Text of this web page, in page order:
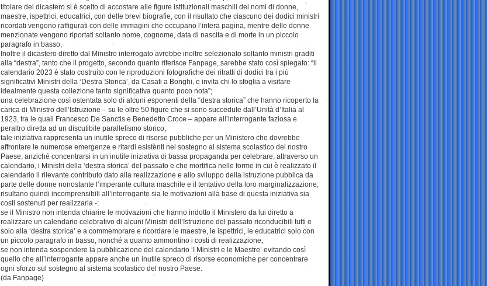
titolare del dicastero si è scelto di accostare alle figure istituzionali maschili dei nomi di donne,
maestre, ispettrici, educatrici, con delle brevi biografie, con il risultato che ciascuno dei dodici ministri
ricordati vengono raffigurati con delle immagini che occupano l’intera pagina, mentre delle donne
menzionate vengono riportati soltanto nome, cognome, data di nascita e di morte in un piccolo
paragrafo in basso,
Inoltre il dicastero diretto dal Ministro interrogato avrebbe inoltre selezionato soltanto ministri graditi
alla “destra”, tanto che il progetto, secondo quanto riferisce Fanpage, sarebbe stato così spiegato: “il
calendario 2023 è stato costruito con le riproduzioni fotografiche dei ritratti di dodici tra i più
significativi Ministri della ‘Destra Storica’, da Casati a Bonghi, e invita chi lo sfoglia a visitare
idealmente questa collezione tanto significativa quanto poco nota”;
una celebrazione così ostentata solo di alcuni esponenti della “destra storica” che hanno ricoperto la
carica di Ministro dell’Istruzione – su le oltre 50 figure che si sono succedute dall’Unità d’Italia al
1923, tra le quali Francesco De Sanctis e Benedetto Croce – appare all’interrogante faziosa e
peraltro diretta ad un discutibile parallelismo storico;
tale iniziativa rappresenta un inutile spreco di risorse pubbliche per un Ministero che dovrebbe
affrontare le numerose emergenze e ritardi esistenti nel sostegno al sistema scolastico del nostro
Paese, anziché concentrarsi in un’inutile iniziativa di bassa propaganda per celebrare, attraverso un
calendario, i Ministri della ‘destra storica’ del passato e che mortifica nelle forme in cui è realizzato il
calendario il rilevante contributo dato alla realizzazione e allo sviluppo della istruzione pubblica da
parte delle donne nonostante l’imperante cultura maschile e il tentativo della loro marginalizzazione;
risultano quindi incomprensibili all’interrogante sia le motivazioni alla base di questa iniziativa sia
costi sostenuti per realizzarla -:
se il Ministro non intenda chiarire le motivazioni che hanno indotto il Ministero da lui diretto a
realizzare un calendario celebrativo di alcuni Ministri dell’Istruzione del passato riconducibili tutti e
solo alla ‘destra storica’ e a commemorare e ricordare le maestre, le ispettrici, le educatrici solo con
un piccolo paragrafo in basso, nonché a quanto ammontino i costi di realizzazione;
se non intenda sospendere la pubblicazione del calendario ‘I Ministri e le Maestre’ evitando così
quello che all’interrogante appare anche un inutile spreco di risorse economiche per concentrare
ogni sforzo sul sostegno al sistema scolastico del nostro Paese.
(da Fanpage)